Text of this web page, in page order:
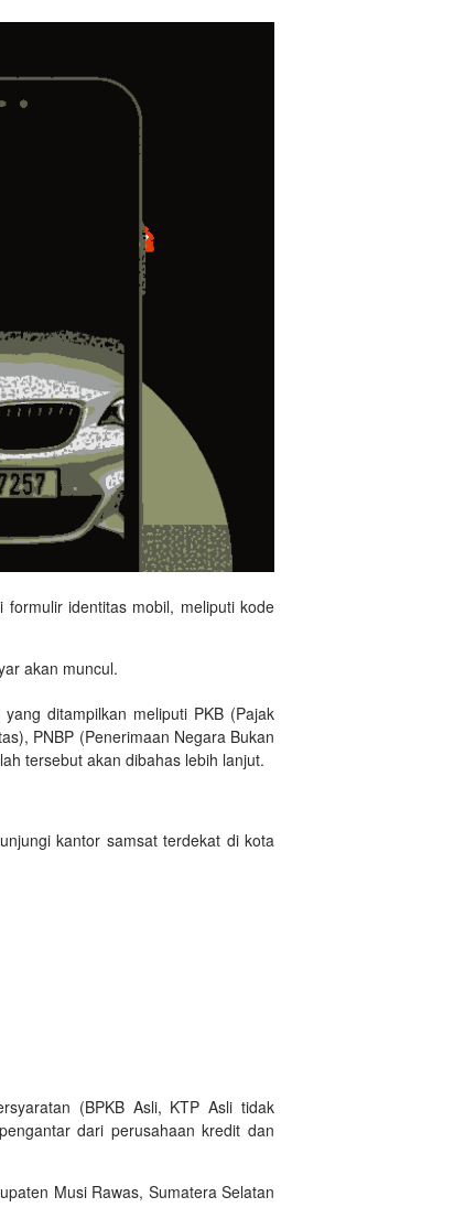
identitas mobil, meliputi kode
akan muncul.
ditampilkan meliputi PKB (Pajak
PNBP (Penerimaan Negara Bukan
tersebut akan dibahas lebih lanjut.
kantor samsat terdekat di kota
(BPKB Asli, KTP Asli tidak
dari perusahaan kredit dan
Musi Rawas, Sumatera Selatan